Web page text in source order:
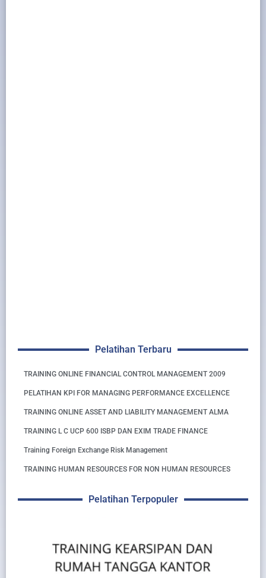
Pelatihan Terbaru
TRAINING ONLINE FINANCIAL CONTROL MANAGEMENT 2009
PELATIHAN KPI FOR MANAGING PERFORMANCE EXCELLENCE
TRAINING ONLINE ASSET AND LIABILITY MANAGEMENT ALMA
TRAINING L C UCP 600 ISBP DAN EXIM TRADE FINANCE
Training Foreign Exchange Risk Management
TRAINING HUMAN RESOURCES FOR NON HUMAN RESOURCES
Pelatihan Terpopuler